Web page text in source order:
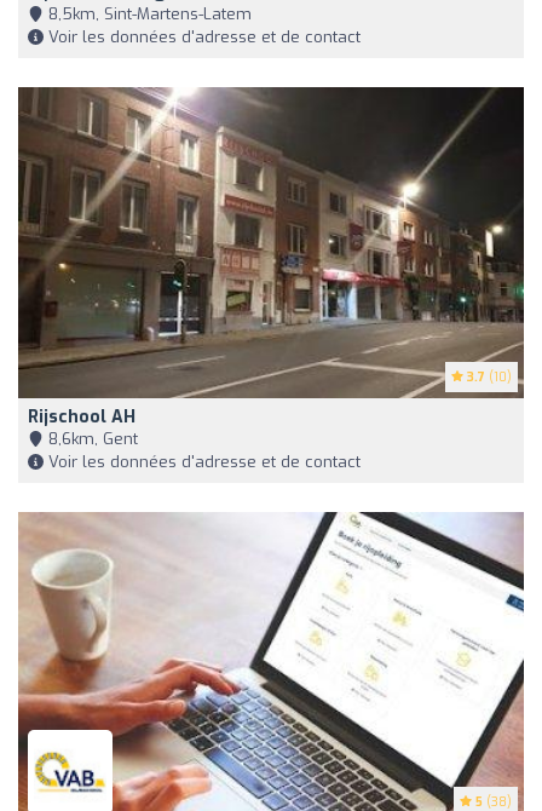
8,5km, Sint-Martens-Latem
Voir les données d'adresse et de contact
3.7 (10)
Rijschool AH
8,6km, Gent
Voir les données d'adresse et de contact
5 (38)